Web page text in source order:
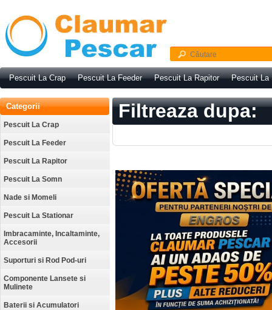
Pescuit La Crap Pescuit La Feeder Pescuit La Rapitor Pescuit La
Categorii
Pescuit La Crap
Pescuit La Feeder
Pescuit La Rapitor
Pescuit La Somn
Nade si Momeli
Pescuit La Stationar
Imbracaminte, Incaltaminte,
Accesorii
Suporturi si Rod Pod-uri
Componente Lansete si
Mulinete
Baterii si Acumulatori
Filtreaza dupa: